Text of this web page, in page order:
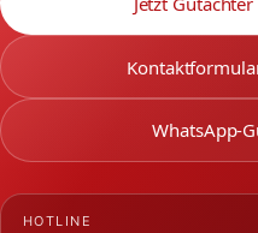
WhatsApp-
HOTLINE